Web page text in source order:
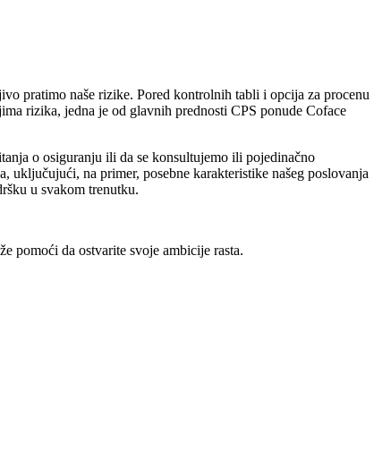
pratimo naše rizike. Pored kontrolnih tabli i opcija za procenu
rizika, jedna je od glavnih prednosti CPS ponude Coface
o osiguranju ili da se konsultujemo ili pojedinačno
uključujući, na primer, posebne karakteristike našeg poslovanja
u svakom trenutku.
pomoći da ostvarite svoje ambicije rasta.